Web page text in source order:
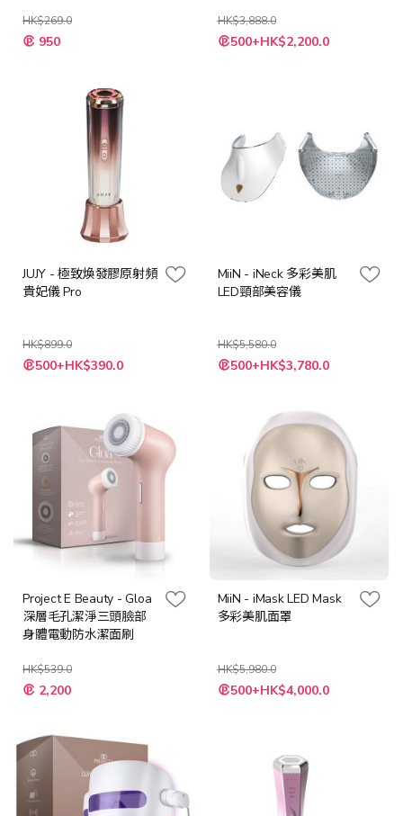
HK$269.0
特
殊 950
HK$3,888.0
特
殊 500+HK$2,200.0
JUJY - 極致煥發膠原射頻
貴妃儀 Pro
HK$899.0
特
殊 500+HK$390.0
MiiN - iNeck 多彩美肌
LED頸部美容儀
HK$5,580.0
特
殊 500+HK$3,780.0
Project E Beauty - Gloa
深層毛孔潔淨三頭臉部
身體電動防水潔面刷
HK$539.0
特
殊 2,200
MiiN - iMask LED Mask
多彩美肌面罩
HK$5,980.0
特
殊 500+HK$4,000.0